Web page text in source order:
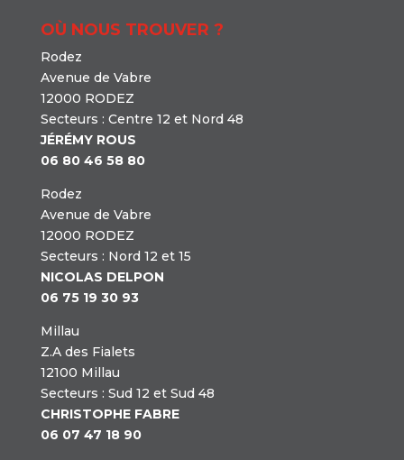
OÙ NOUS TROUVER ?
Rodez
Avenue de Vabre
12000 RODEZ
Secteurs : Centre 12 et Nord 48
JÉRÉMY ROUS
06 80 46 58 80
Rodez
Avenue de Vabre
12000 RODEZ
Secteurs : Nord 12 et 15
NICOLAS DELPON
06 75 19 30 93
Millau
Z.A des Fialets
12100 Millau
Secteurs : Sud 12 et Sud 48
CHRISTOPHE FABRE
06 07 47 18 90